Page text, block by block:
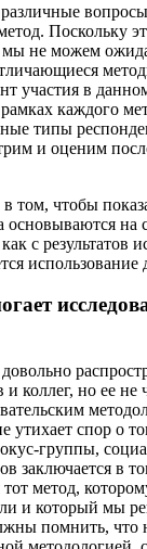
Поскольку
мы не можем
участия в
каждого
типы
и оценим
том, чтобы
основываются на
с результатов
использование
и коллег, но ее
утихает спор о
группы,
заключается в
метод,
и который мы
помнить,